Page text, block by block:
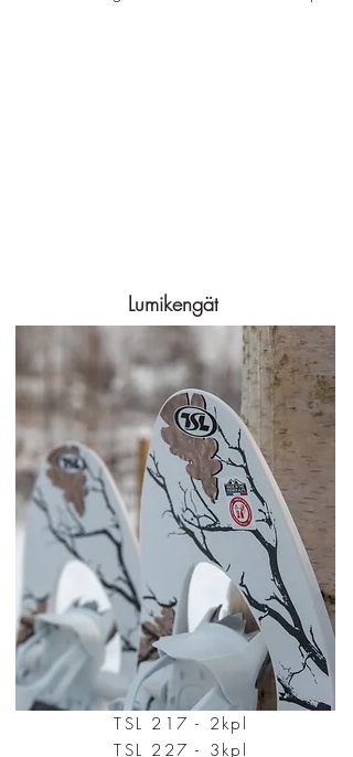
Lumikengät
TSL 217 - 2kpl
TSL 227 - 3kpl